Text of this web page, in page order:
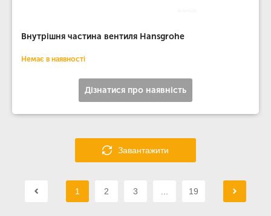
Внутрішня частина вентиля Hansgrohe
Немає в наявності
Дізнатися про наявність
Завантажити
1 2 3 19